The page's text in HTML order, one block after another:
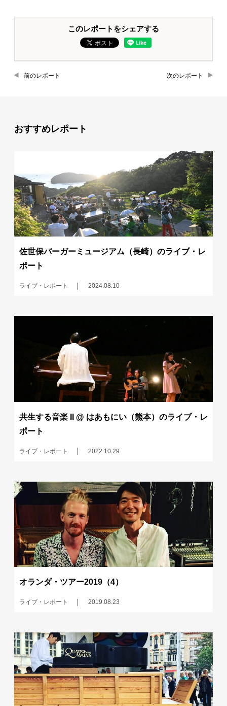
このレポートをシェアする
前のレポート 次のレポート
おすすめレポート
佐世保バーガーミュージアム（長崎）のライブ・レ
ポート
ライブ・レポート 2024.08.10
共生する音楽 II @ はあもにい（熊本）のライブ・レ
ポート
ライブ・レポート 2022.10.29
オランダ・ツアー2019（4）
ライブ・レポート 2019.08.23